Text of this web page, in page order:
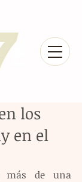
los
en el
más de una